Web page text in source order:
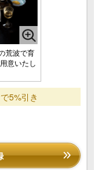
荒波で育
意いたし
5%引き